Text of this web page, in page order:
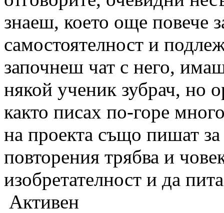
знаеш, което още повече
самостоятелност и
започнеш чат с него,
някой ученик зубрач, но
както писах по-горе
на проекта също пишат за
повторения трябва и
изобретателност и да
Активен